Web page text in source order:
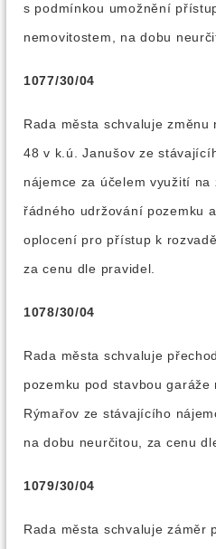
s podmínkou umožnění
nemovitostem, na dobu
1077/30/04
Rada města schvaluje změnu
48 v k.ú. Janušov ze
nájemce za účelem využití na
řádného udržování pozemku
oplocení pro přístup k
za cenu dle pravidel.
1078/30/04
Rada města schvaluje
pozemku pod stavbou garáže
Rýmařov ze stávajícího
na dobu neurčitou, za cenu
1079/30/04
Rada města schvaluje záměr